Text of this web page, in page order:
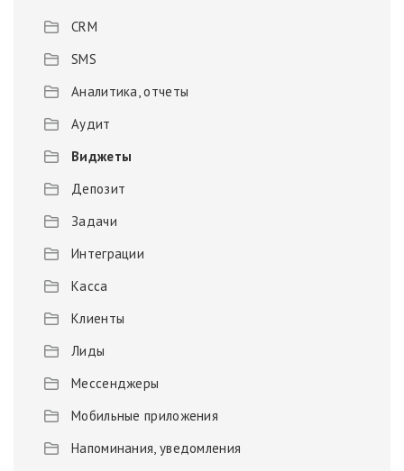
CRM
SMS
Аналитика, отчеты
Аудит
Виджеты
Депозит
Задачи
Интеграции
Касса
Клиенты
Лиды
Мессенджеры
Мобильные приложения
Напоминания, уведомления